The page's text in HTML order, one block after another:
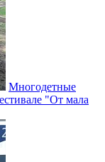
Многодетные
"От мала